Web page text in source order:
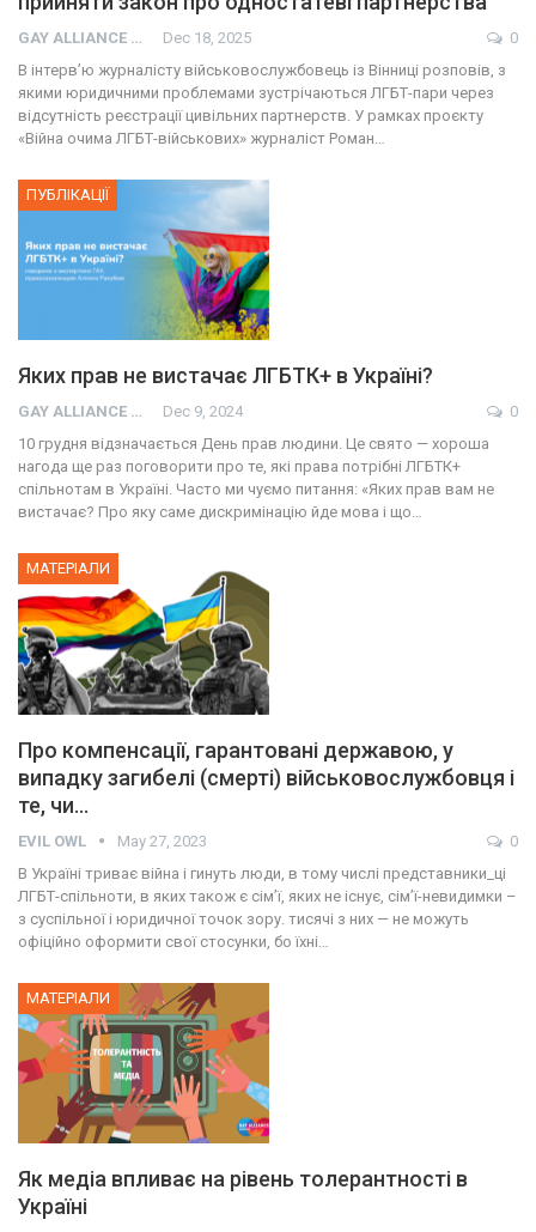
GAY ALLIANCE UKRAINE Dec 18, 2025
0
В інтерв’ю журналісту військовослужбовець із Вінниці розповів, з
якими юридичними проблемами зустрічаються ЛГБТ-пари через
відсутність реєстрації цивільних партнерств. У рамках проєкту
«Війна очима ЛГБТ-військових» журналіст Роман…
ПУБЛІКАЦІЇ
Яких прав не вистачає ЛГБТК+ в Україні?
GAY ALLIANCE UKRAINE Dec 9, 2024
0
10 грудня відзначається День прав людини. Це свято — хороша
нагода ще раз поговорити про те, які права потрібні ЛГБТК+
спільнотам в Україні. Часто ми чуємо питання: «Яких прав вам не
вистачає? Про яку саме дискримінацію йде мова і що…
МАТЕРІАЛИ
Про компенсації, гарантовані державою, у
випадку загибелі (смерті) військовослужбовця і
те, чи…
EVIL OWL May 27, 2023
0
В Україні триває війна і гинуть люди, в тому числі представники_ці
ЛГБТ-спільноти, в яких також є сім’ї, яких не існує, сім’ї-невидимки –
з суспільної і юридичної точок зору. тисячі з них — не можуть
офіційно оформити свої стосунки, бо їхні…
МАТЕРІАЛИ
Як медіа впливає на рівень толерантності в
Україні